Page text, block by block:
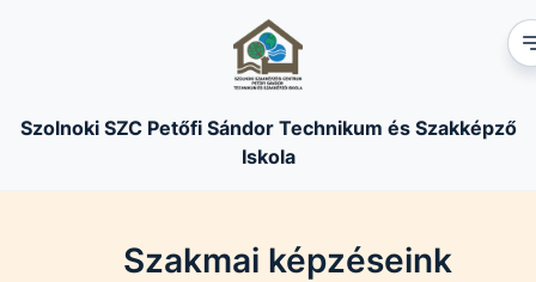
Szolnoki SZC Petőfi Sándor Technikum és Szakképző
Iskola
Szakmai képzéseink